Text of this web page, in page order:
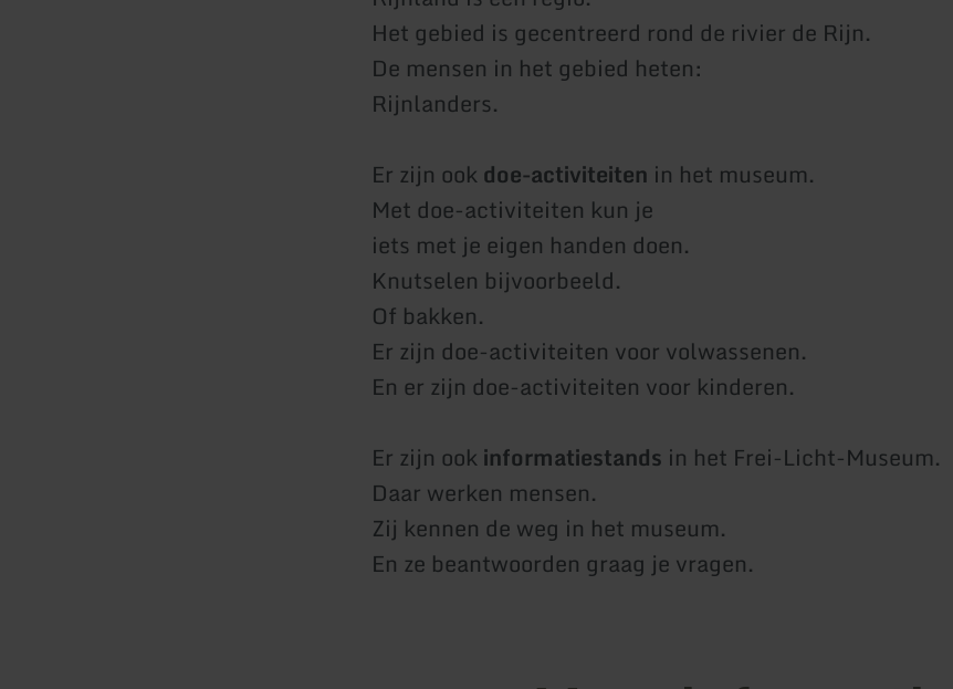
Het gebied is gecentreerd rond de rivier de Rijn.
De mensen in het gebied heten:
Rijnlanders.
Er zijn ookdoe-activiteiten in het museum.
Met doe-activiteiten kun je
iets met je eigen handen doen.
Knutselen bijvoorbeeld.
Of bakken.
Er zijn doe-activiteiten voor volwassenen.
En er zijn doe-activiteiten voor kinderen.
Er zijn ookinformatiestands in het Frei-Licht-Museum.
Daar werken mensen.
Zij kennen de weg in het museum.
En ze beantwoorden graag je vragen.